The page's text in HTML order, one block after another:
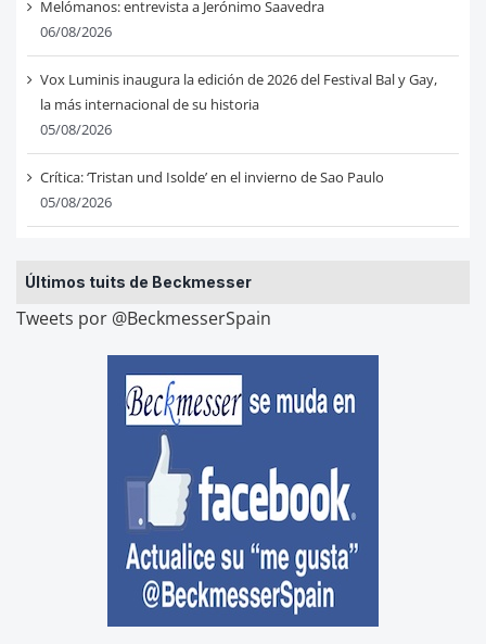
Melómanos: entrevista a Jerónimo Saavedra
06/08/2026
Vox Luminis inaugura la edición de 2026 del Festival Bal y Gay,
la más internacional de su historia
05/08/2026
Crítica: ‘Tristan und Isolde’ en el invierno de Sao Paulo
05/08/2026
Últimos tuits de Beckmesser
Tweets por @BeckmesserSpain